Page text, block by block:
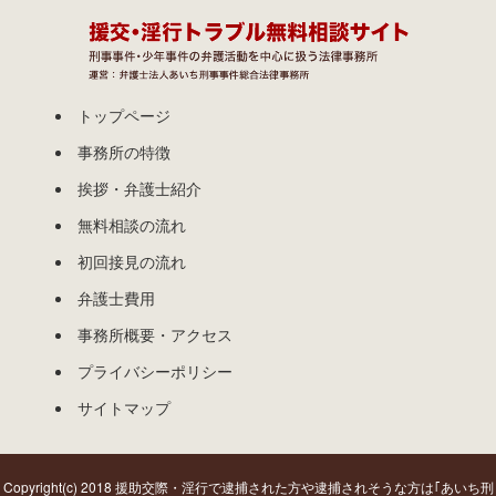
トップページ
事務所の特徴
挨拶・弁護士紹介
無料相談の流れ
初回接見の流れ
弁護士費用
事務所概要・アクセス
プライバシーポリシー
サイトマップ
Copyright(c) 2018 援助交際・淫行で逮捕された方や逮捕されそうな方は｢あいち刑